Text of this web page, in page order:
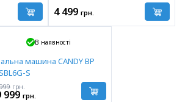
4 499 грн.
В наявності
машина CANDY BP
S
грн.
999 грн.